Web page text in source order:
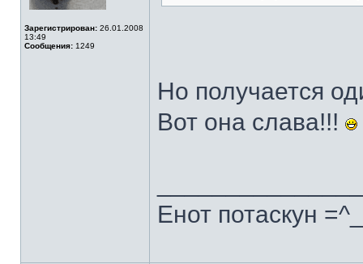
Зарегистрирован: 26.01.2008
13:49
Сообщения: 1249
Но получается
Вот она слава!!!
Енот потаскун